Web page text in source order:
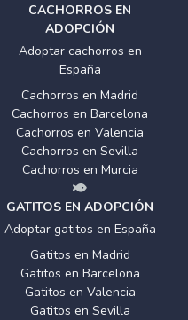
CACHORROS EN
ADOPCIÓN
Adoptar cachorros en
España
Cachorros en Madrid
Cachorros en Barcelona
Cachorros en Valencia
Cachorros en Sevilla
Cachorros en Murcia
GATITOS EN ADOPCIÓN
Adoptar gatitos en España
Gatitos en Madrid
Gatitos en Barcelona
Gatitos en Valencia
Gatitos en Sevilla